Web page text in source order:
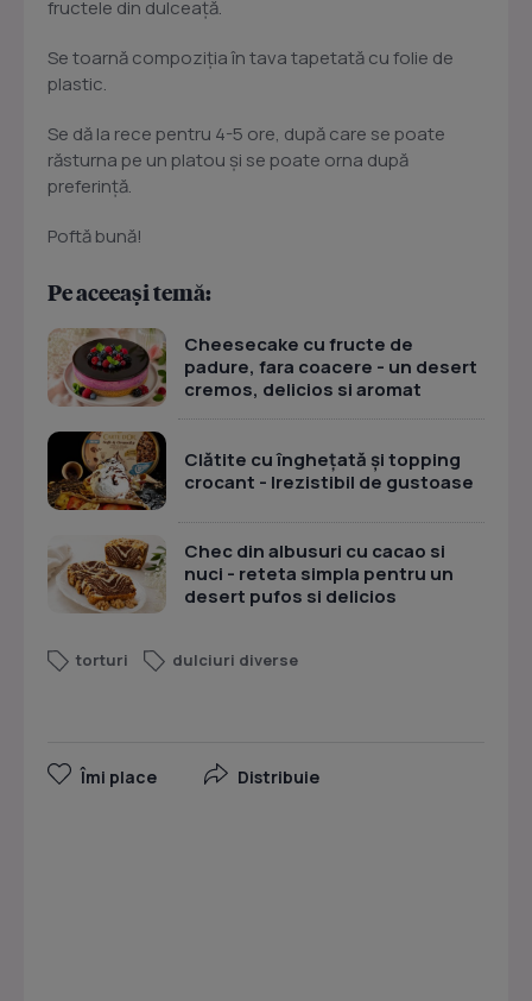
fructele din dulceaţă.
Se toarnă compoziţia în tava tapetată cu folie de
plastic.
Se dă la rece pentru 4-5 ore, după care se poate
răsturna pe un platou şi se poate orna după
preferinţă.
Poftă bună!
Pe aceeași temă:
Cheesecake cu fructe de
padure, fara coacere - un desert
cremos, delicios si aromat
Clătite cu înghețată și topping
crocant - Irezistibil de gustoase
Chec din albusuri cu cacao si
nuci - reteta simpla pentru un
desert pufos si delicios
torturi dulciuri diverse
Îmi place Distribuie